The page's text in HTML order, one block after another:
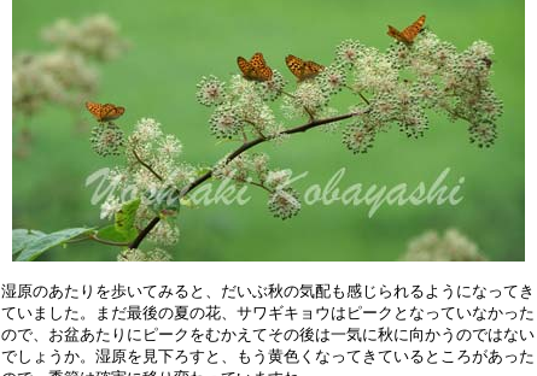
湿原のあたりを歩いてみると、だいぶ秋の気配も感じられるようになってき
ていました。まだ最後の夏の花、サワギキョウはピークとなっていなかった
ので、お盆あたりにピークをむかえてその後は一気に秋に向かうのではない
でしょうか。湿原を見下ろすと、もう黄色くなってきているところがあった